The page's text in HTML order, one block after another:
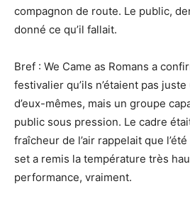
compagnon de route. Le public,
donné ce qu’il fallait.
Bref : We Came as Romans a
festivalier qu’ils n’étaient pas
d’eux-mêmes, mais un groupe
public sous pression. Le cadre
fraîcheur de l’air rappelait que
set a remis la température très
performance, vraiment.